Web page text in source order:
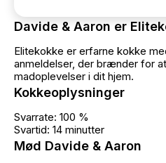
Davide & Aaron er
Elitekokke er erfarne kokke
anmeldelser, der brænder for
madoplevelser i dit hjem.
Kokkeoplysninger
Svarrate: 100 %
Svartid: 14 minutter
Mød Davide & Aaron